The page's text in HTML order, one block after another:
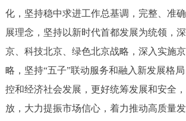
化，坚持稳中求进工作总基调，完整、准
展理念，坚持以新时代首都发展为统领，
京、科技北京、绿色北京战略，深入实施
略，坚持“五子”联动服务和融入新发展格
控和经济社会发展，更好统筹发展和安全
放，大力提振市场信心，着力推动高质量